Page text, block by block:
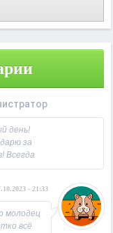
08.10.2023 - 09:31
день!
за
Всегда
- 21:33
молодец
всё